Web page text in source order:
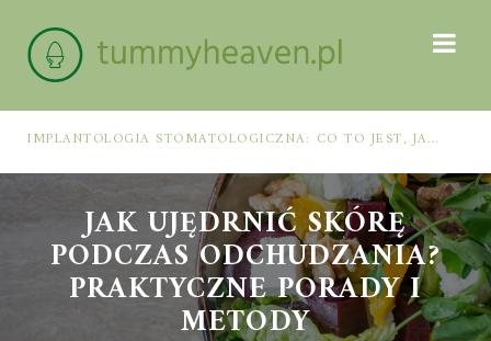
IMPLANTOLOGIA STOMATOLOGICZNA: CO TO JEST, JAK WYGLĄDA PROCES IMPLANTACJI I GOJENIA ORAZ DLA KOGO MA ZASTOSOWANIE
JAK UJĘDRNIĆ SKÓRĘ
PODCZAS ODCHUDZANIA?
PRAKTYCZNE PORADY I
METODY